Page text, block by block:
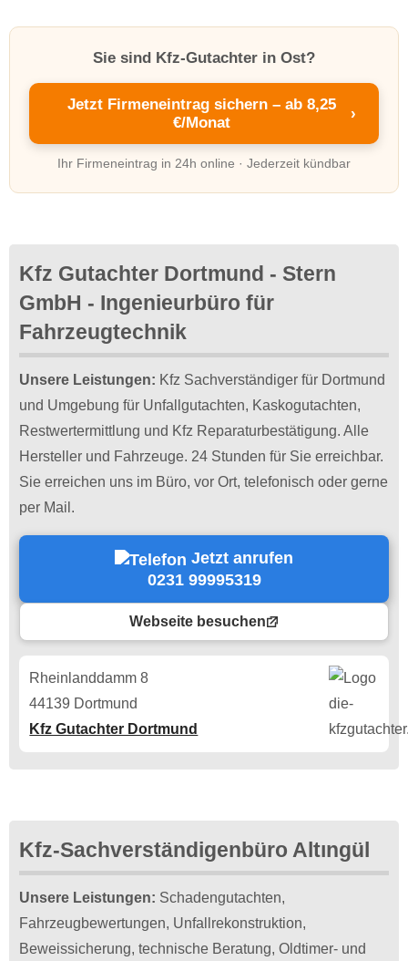
Sie sind Kfz-Gutachter in Ost?
Jetzt Firmeneintrag sichern – ab 8,25
€/Monat
›
Ihr Firmeneintrag in 24h online · Jederzeit kündbar
Kfz Gutachter Dortmund - Stern
GmbH - Ingenieurbüro für
Fahrzeugtechnik
Unsere Leistungen: Kfz Sachverständiger für Dortmund
und Umgebung für Unfallgutachten, Kaskogutachten,
Restwertermittlung und Kfz Reparaturbestätigung. Alle
Hersteller und Fahrzeuge. 24 Stunden für Sie erreichbar.
Sie erreichen uns im Büro, vor Ort, telefonisch oder gerne
per Mail.
Jetzt anrufen
0231 99995319
Webseite besuchen
Rheinlanddamm 8
44139 Dortmund
Kfz Gutachter Dortmund
Kfz-Sachverständigenbüro Altıngül
Unsere Leistungen: Schadengutachten,
Fahrzeugbewertungen, Unfallrekonstruktion,
Beweissicherung, technische Beratung, Oldtimer- und